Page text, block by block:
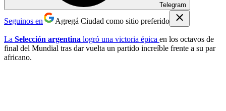
Telegram
Seguinos en Agregá Ciudad como sitio preferido
La Selección argentina logró una victoria épica en los octavos de
final del Mundial tras dar vuelta un partido increíble frente a su par
africano.